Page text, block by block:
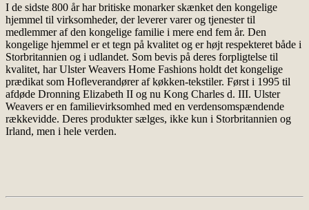
I de sidste 800 år har britiske monarker skænket den kongelige
hjemmel til virksomheder, der leverer varer og tjenester til
medlemmer af den kongelige familie i mere end fem år. Den
kongelige hjemmel er et tegn på kvalitet og er højt respekteret både i
Storbritannien og i udlandet. Som bevis på deres forpligtelse til
kvalitet, har Ulster Weavers Home Fashions holdt det kongelige
prædikat som Hofleverandører af køkken-tekstiler. Først i 1995 til
afdøde Dronning Elizabeth II og nu Kong Charles d. III. Ulster
Weavers er en familievirksomhed med en verdensomspændende
rækkevidde. Deres produkter sælges, ikke kun i Storbritannien og
Irland, men i hele verden.